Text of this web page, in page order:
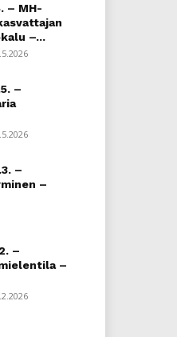
– MH-
–...
–
–
–
–
–